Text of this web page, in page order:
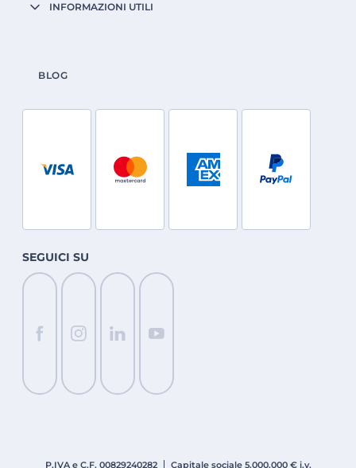
INFORMAZIONI UTILI
BLOG
SEGUICI SU
P.IVA e C.F. 00829240282 Capitale sociale 5.000.000 € i.v.